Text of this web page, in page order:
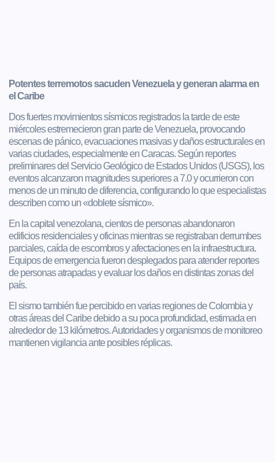
Potentes terremotos sacuden Venezuela y generan alarma en
el Caribe
Dos fuertes movimientos sísmicos registrados la tarde de este
miércoles estremecieron gran parte de Venezuela, provocando
escenas de pánico, evacuaciones masivas y daños estructurales en
varias ciudades, especialmente en Caracas. Según reportes
preliminares del Servicio Geológico de Estados Unidos (USGS), los
eventos alcanzaron magnitudes superiores a 7.0 y ocurrieron con
menos de un minuto de diferencia, configurando lo que especialistas
describen como un «doblete sísmico».
En la capital venezolana, cientos de personas abandonaron
edificios residenciales y oficinas mientras se registraban derrumbes
parciales, caída de escombros y afectaciones en la infraestructura.
Equipos de emergencia fueron desplegados para atender reportes
de personas atrapadas y evaluar los daños en distintas zonas del
país.
El sismo también fue percibido en varias regiones de Colombia y
otras áreas del Caribe debido a su poca profundidad, estimada en
alrededor de 13 kilómetros. Autoridades y organismos de monitoreo
mantienen vigilancia ante posibles réplicas.